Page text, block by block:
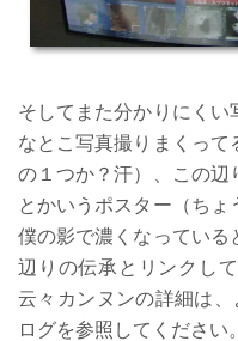
そしてまた分かりにく
なとこ写真撮りまくって
の１つか？汗）、この辺
とかいうポスター（ちょ
僕の影で濃くなっている
辺りの伝承とリンクし
云々カンヌンの詳細は
ログを参照してください。